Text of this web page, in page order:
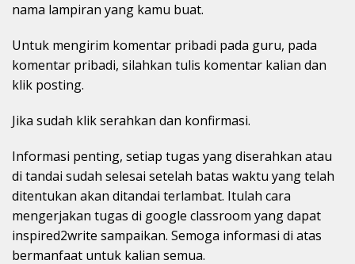
nama lampiran yang kamu buat.
Untuk mengirim komentar pribadi pada guru, pada
komentar pribadi, silahkan tulis komentar kalian dan
klik posting.
Jika sudah klik serahkan dan konfirmasi.
Informasi penting, setiap tugas yang diserahkan atau
di tandai sudah selesai setelah batas waktu yang telah
ditentukan akan ditandai terlambat. Itulah cara
mengerjakan tugas di google classroom yang dapat
inspired2write sampaikan. Semoga informasi di atas
bermanfaat untuk kalian semua.